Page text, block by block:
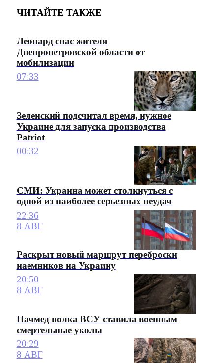
ЧИТАЙТЕ ТАКЖЕ
Леопард спас жителя
Днепропетровской области от
мобилизации
07:33
Зеленский подсчитал время, нужное
Украине для запуска производства
Patriot
00:32
СМИ: Украина может столкнуться с
одной из наиболее серьезных неудач
22:36
8 АВГ
Раскрыт новый маршрут переброски
наемников на Украину
20:50
8 АВГ
Начмед полка ВСУ ставила военным
смертельные уколы
20:29
8 АВГ